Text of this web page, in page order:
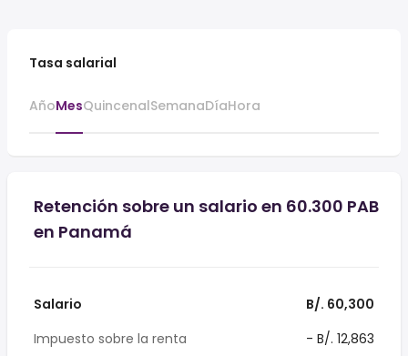
Tasa salarial
AñoMesQuincenalSemanaDíaHora
Retención sobre un salario en 60.300 PAB
en Panamá
Salario
B/. 60,300
Impuesto sobre la renta
- B/. 12,863